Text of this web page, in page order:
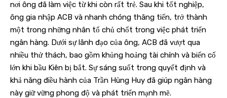
nơi ông đã làm việc từ khi còn rất trẻ. Sau khi tốt nghiệp,
ông gia nhập ACB và nhanh chóng thăng tiến, trở thành
một trong những nhân tố chủ chốt trong việc phát triển
ngân hàng. Dưới sự lãnh đạo của ông, ACB đã vượt qua
nhiều thử thách, bao gồm khủng hoảng tài chính và biến cố
lớn khi bầu Kiên bị bắt. Sự sáng suốt trong quyết định và
khả năng điều hành của Trần Hùng Huy đã giúp ngân hàng
này giữ vững phong độ và phát triển mạnh mẽ.